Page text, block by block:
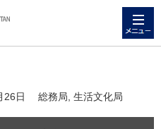
26日 総務局, 生活文化局